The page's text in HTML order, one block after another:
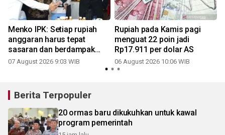
Menko IPK: Setiap rupiah
anggaran harus tepat
sasaran dan berdampak
bagi masyarakat
07 August 2026 9:03 WIB
Rupiah pada Kamis pagi
menguat 22 poin jadi
Rp17.911 per dolar AS
06 August 2026 10:06 WIB
Berita Terpopuler
20 ormas baru dikukuhkan untuk kawal
program pemerintah